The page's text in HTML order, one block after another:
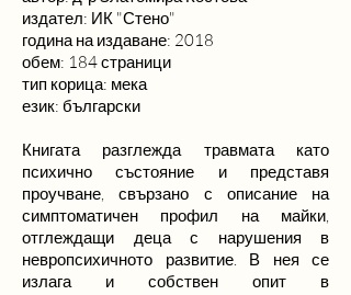
издател: ИК "Стено"
година на издаване: 2018
обем: 184 страници
тип корица: мека
език: български
Книгата разглежда травмата като
психично състояние и представя
проучване, свързано с описание на
симптоматичен профил на майки,
отглеждащи деца с нарушения в
невропсихичното развитие. В нея се
излага и собствен опит в